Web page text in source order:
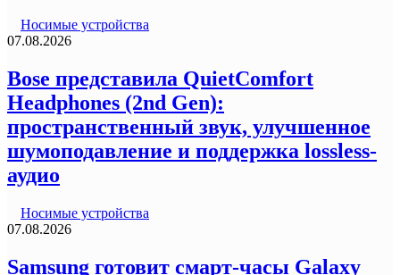
Носимые устройства
07.08.2026
Bose представила QuietComfort
Headphones (2nd Gen):
пространственный звук, улучшенное
шумоподавление и поддержка lossless-
аудио
Носимые устройства
07.08.2026
Samsung готовит смарт-часы Galaxy